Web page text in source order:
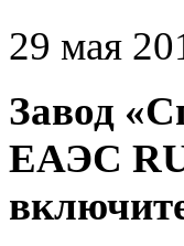
29 мая
Завод
ЕАЭС